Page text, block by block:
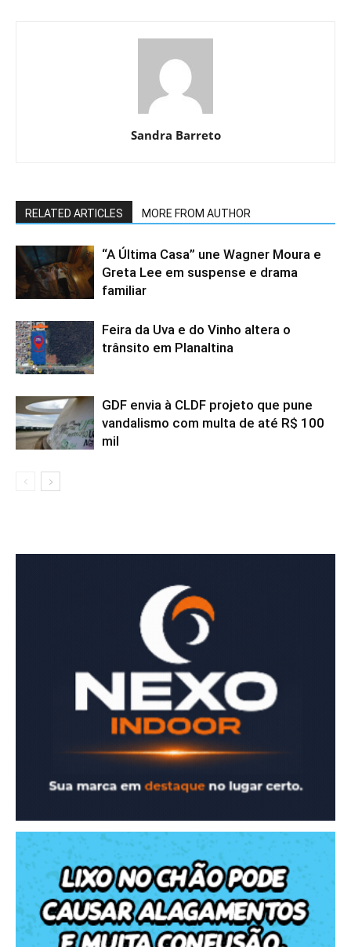
Sandra Barreto
RELATED ARTICLES MORE FROM AUTHOR
“A Última Casa” une Wagner Moura e
Greta Lee em suspense e drama
familiar
Feira da Uva e do Vinho altera o
trânsito em Planaltina
GDF envia à CLDF projeto que pune
vandalismo com multa de até R$ 100
mil